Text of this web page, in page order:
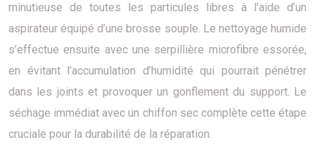
minutieuse de toutes les particules libres à l’aide d’un
aspirateur équipé d’une brosse souple. Le nettoyage humide
s’effectue ensuite avec une serpillière microfibre essorée,
en évitant l’accumulation d’humidité qui pourrait pénétrer
dans les joints et provoquer un gonflement du support. Le
séchage immédiat avec un chiffon sec complète cette étape
cruciale pour la durabilité de la réparation.